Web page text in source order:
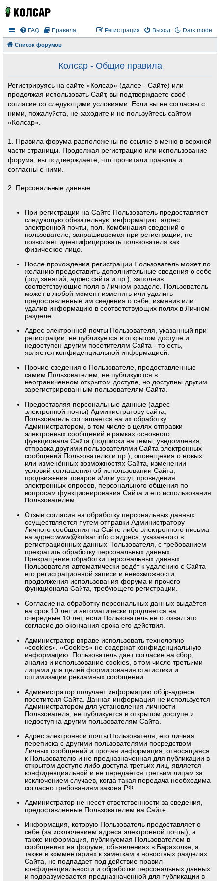
Dark mode
FAQ Правила Выход
Регистрация
Список форумов
Колсар - Общие правила
Регистрируясь на сайте «Колсар» (далее - Сайте) или
продолжая использовать Сайт, вы подтверждаете своё
согласие со следующими условиями. Если вы не согласны с
ними, пожалуйста, не заходите и не пользуйтесь сайтом
«Колсар».
1. Правила форума расположены по ссылке в меню в верхней
части страницы. Продолжая регистрацию или использование
форума, вы подтверждаете, что прочитали правила и
согласны с ними.
2. Персональные данные
При регистрации на Сайте Пользователь предоставляет
следующую обязательную информацию: адрес
электронной почты, пол. Комбинация сведений о
пользователе, запрашиваемая при регистрации, не
позволяет идентифицировать пользователя как
физическое лицо.
После прохождения регистрации Пользователь может по
желанию предоставить дополнительные сведения о себе
(род занятий, адрес сайта и пр.), заполнив
соответствующие поля в Личном разделе. Пользователь
может в любой момент изменить или удалить
предоставленные им сведения о себе, изменив или
удалив информацию в соответствующих полях в Личном
разделе.
Адрес электронной почты Пользователя, указанный при
регистрации, не публикуется в открытом доступе и
недоступен другим посетителям Сайта - то есть,
является конфиденциальной информацией.
Прочие сведения о Пользователе, предоставленные
самим Пользователем, не публикуются в
неограниченном открытом доступе, но доступны другим
зарегистрированным пользователям Сайта.
Предоставляя персональные данные (адрес
электронной почты) Администратору сайта,
Пользователь соглашается на их обработку
Администратором, в том числе в целях отправки
электронных сообщений в рамках основного
функционала Сайта (подписки на темы, уведомления,
отправка другими пользователями Сайта электронных
сообщений Пользователю и пр.), оповещения о новых
или изменённых возможностях Сайта, изменении
условий соглашения об использовании Сайта,
продвижения товаров и/или услуг, проведения
электронных опросов, персонального общения по
вопросам функционирования Сайта и его использования
Пользователем.
Отзыв согласия на обработку персональных данных
осуществляется путем отправки Администратору
Личного сообщения на Сайте либо электронного письма
на адресwww@kolsar.info с адреса, указанного в
регистрационных данных Пользователя, с требованием
прекратить обработку персональных данных.
Прекращение обработки персональных данных
Пользователя автоматически ведёт к удалению с Сайта
его регистрационной записи и невозможности
продолжения использования форума и прочего
функционала Сайта, требующего регистрации.
Согласие на обработку персональных данных выдаётся
на срок 10 лет и автоматически продляется на
очередные 10 лет, если Пользователь не отозвал это
согласие до окончания срока его действия.
Администратор вправе использовать технологию
«cookies». «Cookies» не содержат конфиденциальную
информацию. Пользователь дает согласие на сбор,
анализ и использование cookies, в том числе третьими
лицами для целей формирования статистики и
оптимизации рекламных сообщений.
Администратор получает информацию об ip-адресе
посетителя Сайта. Данная информация не используется
Администратором для установления личности
Пользователя, не публикуется в открытом доступе и
недоступна другим пользователям Сайта.
Адрес электронной почты Пользователя, его личная
переписка с другими пользователями посредством
Личных сообщений и прочая информация, относящаяся
к Пользователю и не предназначенная для публикации в
открытом доступе либо доступа третьих лиц, является
конфиденциальной и не передаётся третьим лицам за
исключением случаев, когда такая передача необходима
согласно требованиям закона РФ.
Администратор не несет ответственности за сведения,
предоставленные Пользователем на Сайте.
Информация, которую Пользователь предоставляет о
себе (за исключением адреса электронной почты), а
также информация, публикуемая Пользователем в
сообщениях на форуме, объявлениях в Барахолке, а
также в комментариях к заметкам в новостных разделах
Сайта, не подпадает под действие правил
конфиденциальности и обработки персональных данных
и подразумевается предназначенной для публикации в